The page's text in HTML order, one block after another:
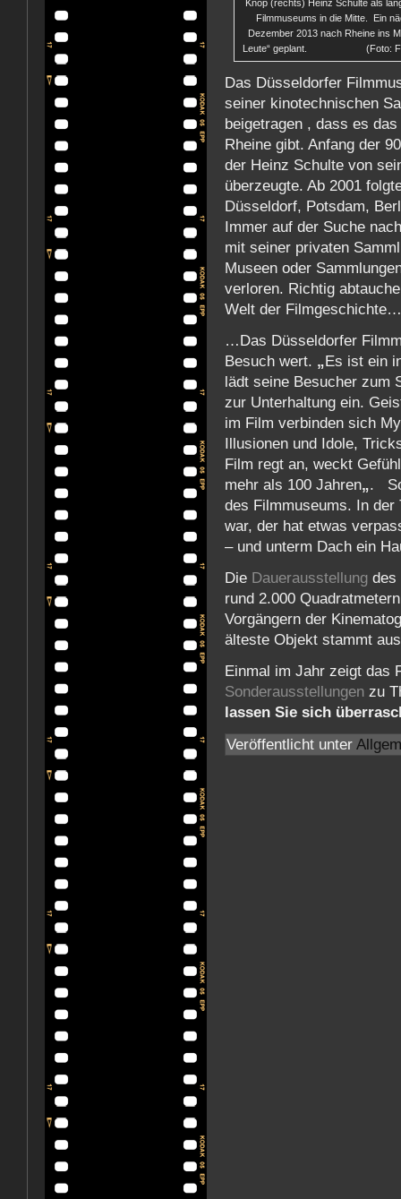
Knop (rechts) Heinz Schulte als
Filmmuseums in die Mitte. Ein
Dezember 2013 nach Rheine ins
Leute“ geplant. (Foto:
Das Düsseldorfer
seiner kinotechnischen
beigetragen , dass es
Rheine gibt. Anfang der
der Heinz Schulte von
überzeugte. Ab 2001
Düsseldorf, Potsdam,
Immer auf der Suche
mit seiner privaten
Museen oder
verloren. Richtig
Welt der Filmgeschichte…
…Das Düsseldorfer
Besuch wert. „Es ist ein
lädt seine Besucher zum
zur Unterhaltung ein.
im Film verbinden sich
Illusionen und Idole,
Film regt an, weckt
mehr als 100 Jahren„.
des Filmmuseums. In der
war, der hat etwas
– und unterm Dach ein
Die Dauerausstellung des
rund 2.000
Vorgängern der
älteste Objekt stammt
Einmal im Jahr zeigt das
Sonderausstellungen zu
lassen Sie sich
Veröffentlicht unter